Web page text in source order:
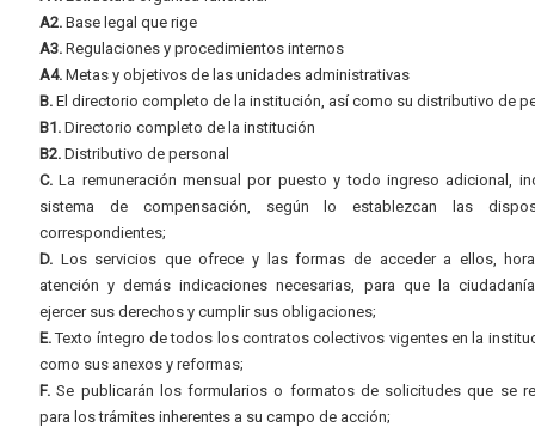
A2. Base legal que rige
A3. Regulaciones y procedimientos internos
A4. Metas y objetivos de las unidades administrativas
B. El directorio completo de la institución, así como su distributivo de
B1. Directorio completo de la institución
B2. Distributivo de personal
C. La remuneración mensual por puesto y todo ingreso adicional,
sistema de compensación, según lo establezcan las
correspondientes;
D. Los servicios que ofrece y las formas de acceder a ellos,
atención y demás indicaciones necesarias, para que la
ejercer sus derechos y cumplir sus obligaciones;
E.Texto íntegro de todos los contratos colectivos vigentes en la
como sus anexos y reformas;
F. Se publicarán los formularios o formatos de solicitudes que se
para los trámites inherentes a su campo de acción;